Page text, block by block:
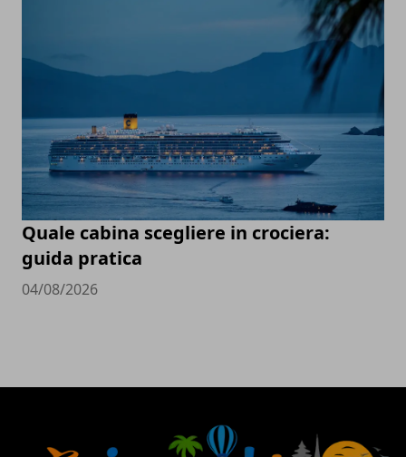
Quale cabina scegliere in crociera:
guida pratica
04/08/2026